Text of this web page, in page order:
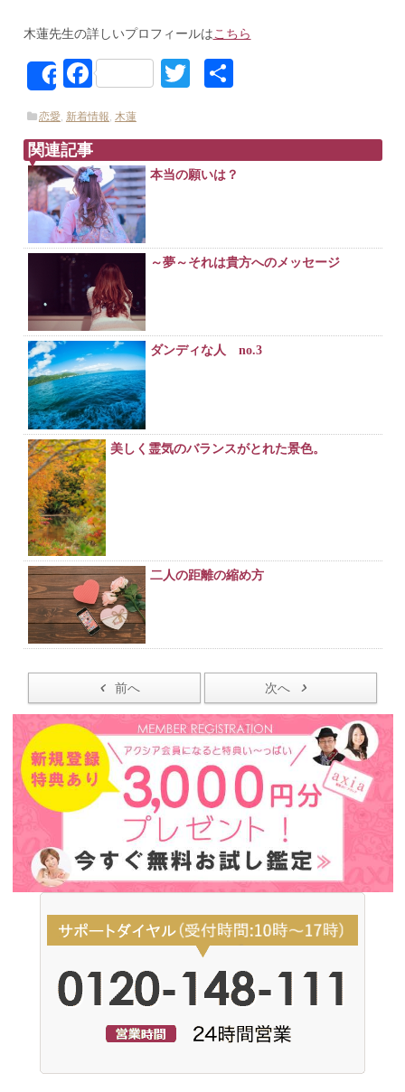
木蓮先生の詳しいプロフィールはこちら
ShareFacebook Twitter
恋愛, 新着情報, 木蓮
関連記事
本当の願いは？
～夢～それは貴方へのメッセージ
ダンディな人 no.3
美しく霊気のバランスがとれた景色。
二人の距離の縮め方
前へ 次へ